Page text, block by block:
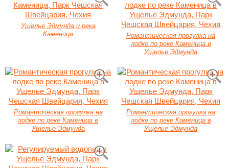
Ущелье Эдмунда и река
Каменица
Романтическая прогулка на
лодке по реке Каменица в
Ущелье Эдмунда
Романтическая прогулка на
лодке по реке Каменица в
Ущелье Эдмунда
Романтическая прогулка на
лодке по реке Каменица в
Ущелье Эдмунда